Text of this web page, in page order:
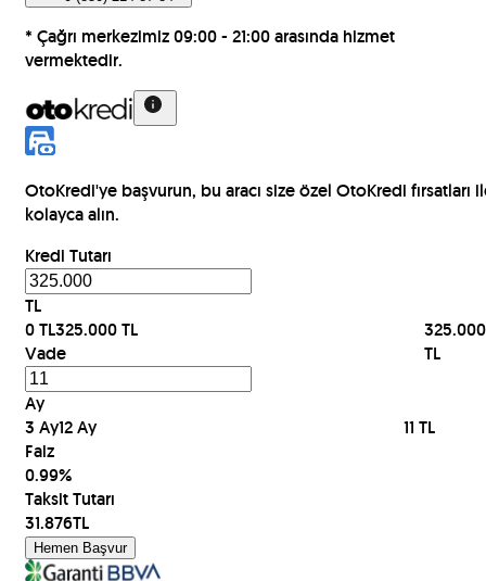
* Çağrı merkezimiz 09:00 - 21:00 arasında hizmet
vermektedir.
OtoKredi'ye başvurun, bu aracı size özel OtoKredi fırsatları
kolayca alın.
Kredi Tutarı
TL
325.000
TL
0 TL325.000TL
Vade
Ay
11 TL
3 Ay12Ay
Faiz
0.99%
Taksit Tutarı
31.876TL
Hemen Başvur